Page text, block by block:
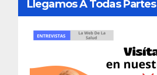
Llegamos A Todas Partes